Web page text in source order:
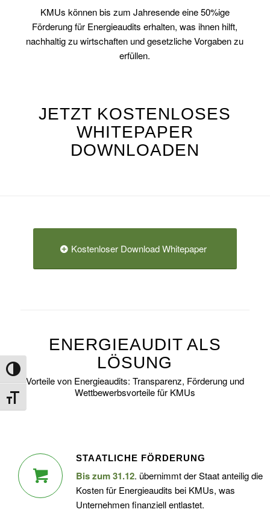
Umschalten auf hohe Kontraste
Schrift vergrößern
KMUs können bis zum Jahresende eine 50%ige
Förderung für Energieaudits erhalten, was ihnen hilft,
nachhaltig zu wirtschaften und gesetzliche Vorgaben zu
erfüllen.
JETZT KOSTENLOSES
WHITEPAPER
DOWNLOADEN
Kostenloser Download Whitepaper
ENERGIEAUDIT ALS
LÖSUNG
Vorteile von Energieaudits: Transparenz, Förderung und
Wettbewerbsvorteile für KMUs
STAATLICHE FÖRDERUNG
Bis zum 31.12. übernimmt der Staat anteilig die
Kosten für Energieaudits bei KMUs, was
Unternehmen finanziell entlastet.